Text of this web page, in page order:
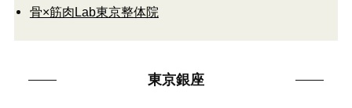
骨×筋肉Lab東京整体院
東京銀座